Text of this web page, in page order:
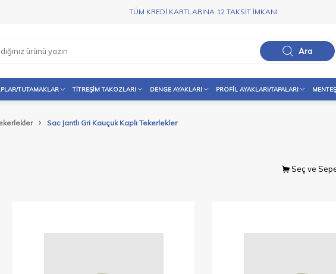
TÜM KREDİ KARTLARINA 12 TAKSİT İMKANI
Ara
TUTAMAKLAR TITREŞIM TAKOZLARI DENGE AYAKLARI PROFIL AYAKLARI/TAPALARI
Sac Jantlı Gri Kauçuk Kaplı Tekerlekler
Seç ve